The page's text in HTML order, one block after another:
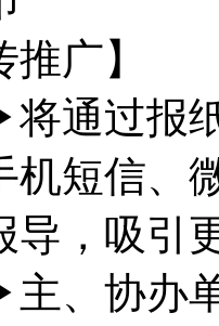
推广】
过报纸
机短信、
导，吸引
协办单